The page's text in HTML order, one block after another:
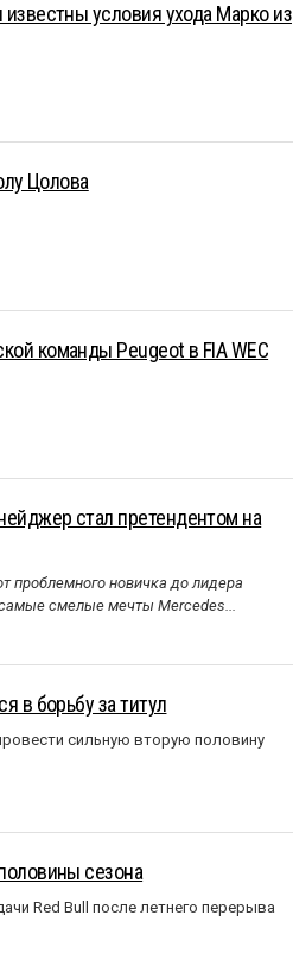
условия ухода Марко из
Цолова
команды Peugeot в FIA WEC
стал претендентом на
проблемного новичка до лидера
смелые мечты Mercedes...
в борьбу за титул
сильную вторую половину
сезона
Red Bull после летнего перерыва